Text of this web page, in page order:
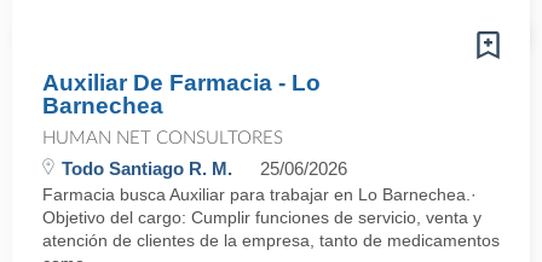
Auxiliar De Farmacia - Lo
Barnechea
HUMAN NET CONSULTORES
Todo Santiago R. M. 25/06/2026
Farmacia busca Auxiliar para trabajar en Lo Barnechea.·
Objetivo del cargo: Cumplir funciones de servicio, venta y
atención de clientes de la empresa, tanto de medicamentos